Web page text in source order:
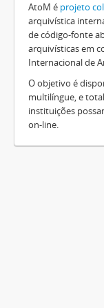
AtoM é projeto
arquivística
de código-fonte
arquivísticas em
Internacional de
O objetivo é
multilíngue, e
instituições
on-line.